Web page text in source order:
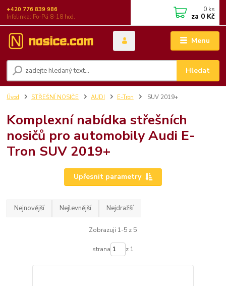
Menu
Hledat
+420 776 839 986
Infolinka: Po-Pá 8-18 hod.
0 ks
za 0 Kč
Úvod STŘEŠNÍ NOSIČE AUDI E-Tron SUV 2019+
Komplexní nabídka střešních
nosičů pro automobily Audi E-
Tron SUV 2019+
Upřesnit parametry
Nejnovější Nejlevnější Nejdražší
Zobrazuji 1-5 z 5
strana z 1